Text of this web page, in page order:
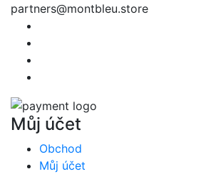
partners@montbleu.store
Můj účet
Obchod
Můj účet